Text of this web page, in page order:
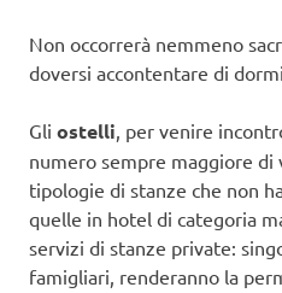
Non occorrerà nemmeno
doversi accontentare di
Gli ostelli, per venire
numero sempre maggiore
tipologie di stanze che non
quelle in hotel di categoria
servizi di stanze private:
famigliari, renderanno la